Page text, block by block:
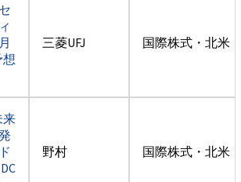
想
三菱UFJ 国際株式・北米
来
野村 国際株式・北米